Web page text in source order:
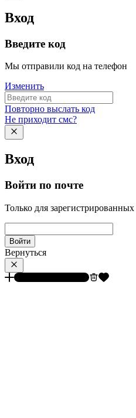
Вход
Введите код
Мы отправили код на телефон
Изменить
Повторно выслать код
Не приходит смс?
Вход
Войти по почте
Только для зарегистрированных
Войти
Вернуться